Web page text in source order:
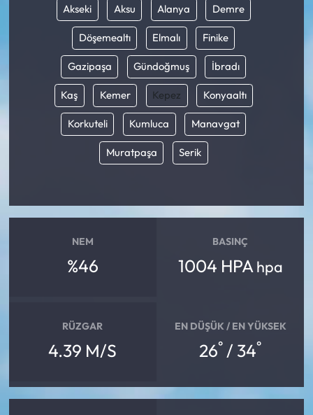
Akseki Aksu Alanya Demre
Döşemealtı Elmalı Finike
Gazipaşa Gündoğmuş İbradı
Kaş Kemer Kepez Konyaaltı
Korkuteli Kumluca Manavgat
Muratpaşa Serik
NEM
%46
BASINÇ
1004 HPA hpa
RÜZGAR
4.39 M/S
EN DÜŞÜK / EN YÜKSEK
26° / 34°